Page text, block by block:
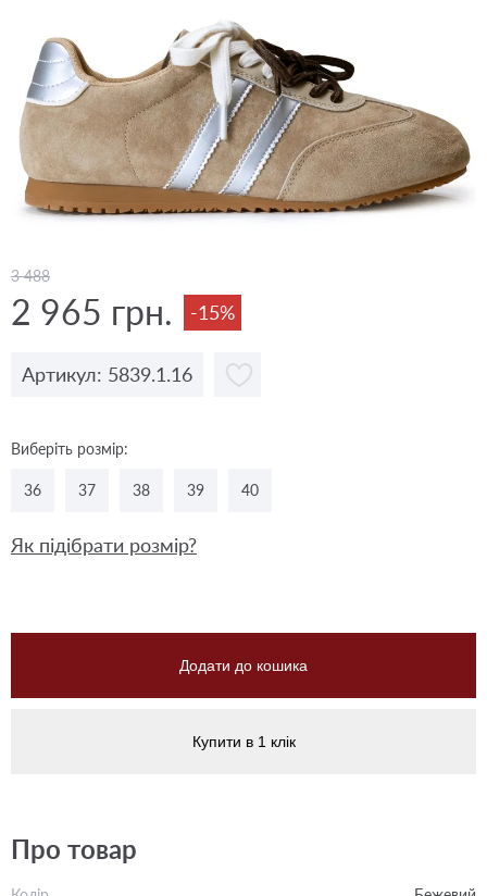
3 488
2 965 грн. -15%
Артикул: 5839.1.16
Виберіть розмір:
36 37 38 39 40
Як підібрати розмір?
Додати до кошика
Купити в 1 клік
Про товар